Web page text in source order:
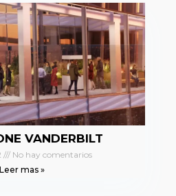
VANDERBILT
No hay comentarios
Leer mas »